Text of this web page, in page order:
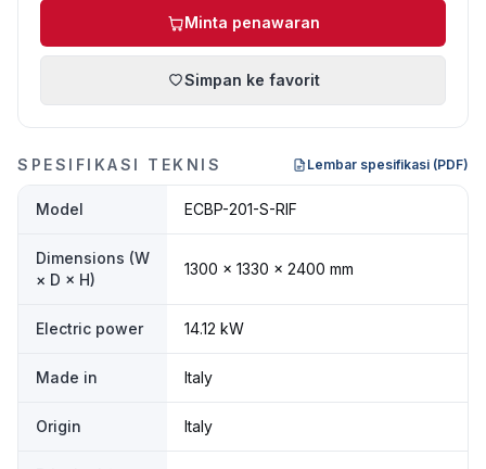
Minta penawaran
Simpan ke favorit
SPESIFIKASI TEKNIS Lembar spesifikasi (PDF)
Model ECBP-201-S-RIF
Dimensions (W
× D × H)
1300 × 1330 × 2400 mm
Electric power 14.12 kW
Made in Italy
Origin Italy